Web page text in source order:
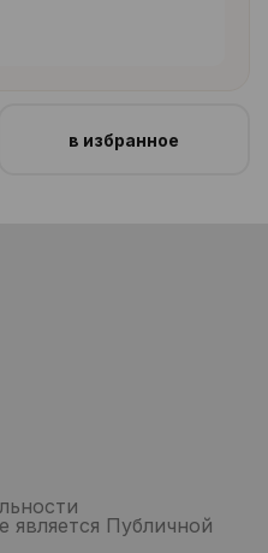
в избранное
является Публичной